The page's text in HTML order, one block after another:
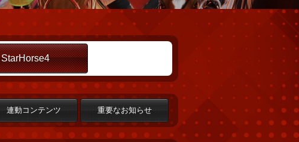
StarHorse4
連動コンテンツ 重要なお知らせ